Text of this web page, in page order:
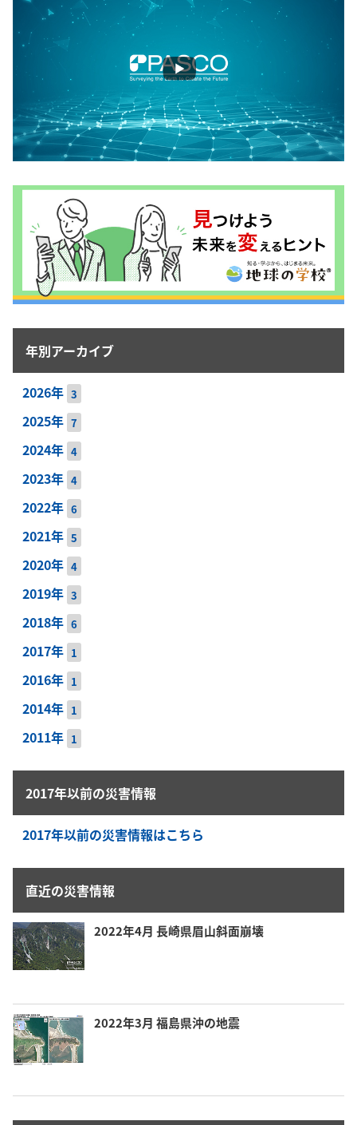
年別アーカイブ
2026年 3
2025年 7
2024年 4
2023年 4
2022年 6
2021年 5
2020年 4
2019年 3
2018年 6
2017年 1
2016年 1
2014年 1
2011年 1
2017年以前の災害情報
2017年以前の災害情報はこちら
直近の災害情報
2022年4月 長崎県眉山斜面崩壊
2022年3月 福島県沖の地震